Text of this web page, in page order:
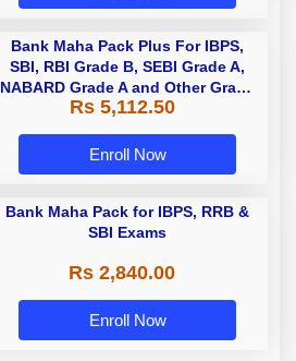
Bank Maha Pack Plus For IBPS,
SBI, RBI Grade B, SEBI Grade A,
NABARD Grade A and Other Grade
A & Grade B Bank Exams
Rs 5,112.50
Enroll Now
Bank Maha Pack for IBPS, RRB &
SBI Exams
Rs 2,840.00
Enroll Now